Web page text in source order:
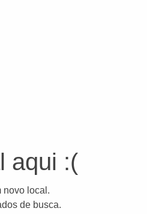
aqui :(
novo local.
de busca.